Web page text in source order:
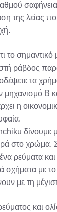
της λείας
το σημαντικό
ράβδος
τα
μηχανισμό Β
η
δίνουμε
στο χρώμα.
ρεύματα
σχήματα με
με τη
και